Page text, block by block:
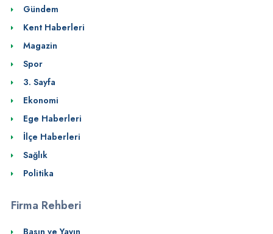
Gündem
Kent Haberleri
Magazin
Spor
3. Sayfa
Ekonomi
Ege Haberleri
İlçe Haberleri
Sağlık
Politika
Firma Rehberi
Basın ve Yayın